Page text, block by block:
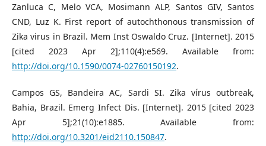
Zanluca C, Melo VCA, Mosimann ALP, Santos GIV, Santos
CND, Luz K. First report of autochthonous transmission of
Zika virus in Brazil. Mem Inst Oswaldo Cruz. [Internet]. 2015
[cited 2023 Apr 2];110(4):e569. Available from:
http://doi.org/10.1590/0074-02760150192.
Campos GS, Bandeira AC, Sardi SI. Zika vírus outbreak,
Bahia, Brazil. Emerg Infect Dis. [Internet]. 2015 [cited 2023
Apr 5];21(10):e1885. Available from:
http://doi.org/10.3201/eid2110.150847.